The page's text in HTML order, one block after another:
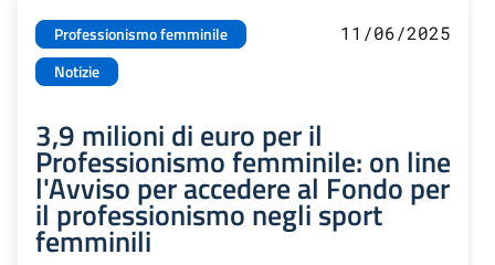
Professionismo femminile
Notizie
11/06/2025
3,9 milioni di euro per il
Professionismo femminile: on line
l'Avviso per accedere al Fondo per
il professionismo negli sport
femminili